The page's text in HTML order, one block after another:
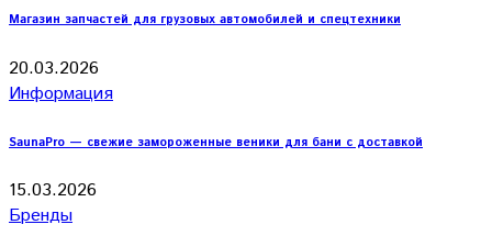
Магазин запчастей для грузовых автомобилей и спецтехники
20.03.2026
Информация
SaunaPro — свежие замороженные веники для бани с доставкой
15.03.2026
Бренды